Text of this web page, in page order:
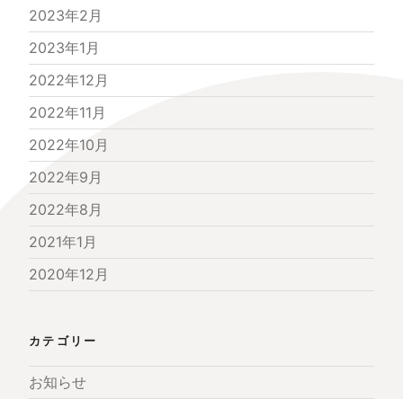
2023年2月
2023年1月
2022年12月
2022年11月
2022年10月
2022年9月
2022年8月
2021年1月
2020年12月
カテゴリー
お知らせ